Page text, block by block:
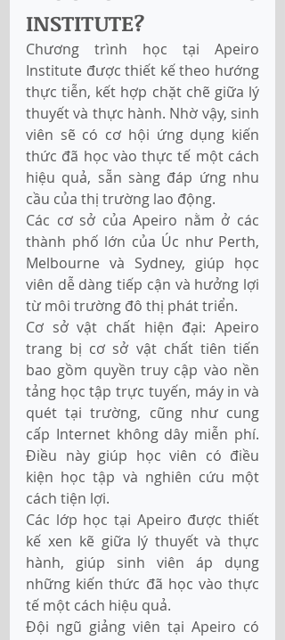
INSTITUTE?
Chương trình học tại Apeiro
Institute được thiết kế theo hướng
thực tiễn, kết hợp chặt chẽ giữa lý
thuyết và thực hành. Nhờ vậy, sinh
viên sẽ có cơ hội ứng dụng kiến
thức đã học vào thực tế một cách
hiệu quả, sẵn sàng đáp ứng nhu
cầu của thị trường lao động.
Các cơ sở của Apeiro nằm ở các
thành phố lớn của Úc như Perth,
Melbourne và Sydney, giúp học
viên dễ dàng tiếp cận và hưởng lợi
từ môi trường đô thị phát triển.
Cơ sở vật chất hiện đại: Apeiro
trang bị cơ sở vật chất tiên tiến
bao gồm quyền truy cập vào nền
tảng học tập trực tuyến, máy in và
quét tại trường, cũng như cung
cấp Internet không dây miễn phí.
Điều này giúp học viên có điều
kiện học tập và nghiên cứu một
cách tiện lợi.
Các lớp học tại Apeiro được thiết
kế xen kẽ giữa lý thuyết và thực
hành, giúp sinh viên áp dụng
những kiến thức đã học vào thực
tế một cách hiệu quả.
Đội ngũ giảng viên tại Apeiro có